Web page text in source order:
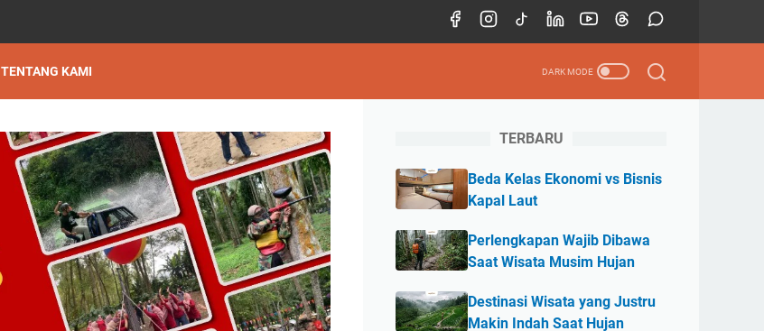
TENTANG KAMI
TERBARU
Beda Kelas Ekonomi vs Bisnis
Kapal Laut
Perlengkapan Wajib Dibawa
Saat Wisata Musim Hujan
Destinasi Wisata yang Justru
Makin Indah Saat Hujan